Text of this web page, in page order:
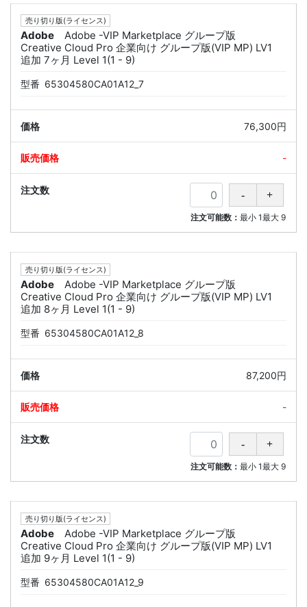
売り切り版(ライセンス)
Adobe
Adobe -VIP Marketplace グループ版
Creative Cloud Pro 企業向け グループ版(VIP MP) LV1
追加 7ヶ月 Level 1(1 - 9)
型番 65304580CA01A12_7
76,300円
-
注文可能数：最小 1最大 9
売り切り版(ライセンス)
Adobe
Adobe -VIP Marketplace グループ版
Creative Cloud Pro 企業向け グループ版(VIP MP) LV1
追加 8ヶ月 Level 1(1 - 9)
型番 65304580CA01A12_8
87,200円
-
注文可能数：最小 1最大 9
売り切り版(ライセンス)
Adobe
Adobe -VIP Marketplace グループ版
Creative Cloud Pro 企業向け グループ版(VIP MP) LV1
追加 9ヶ月 Level 1(1 - 9)
型番 65304580CA01A12_9